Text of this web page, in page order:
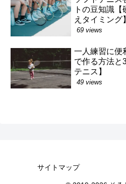
トの豆知識
えタイミング】
69 views
一人練習に便
で作る方法と
テニス】
49 views
サイトマップ